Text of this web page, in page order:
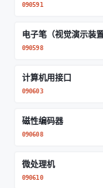
090591
电子笔（视觉演示装置
090598
计算机用接口
090603
磁性编码器
090608
微处理机
090610